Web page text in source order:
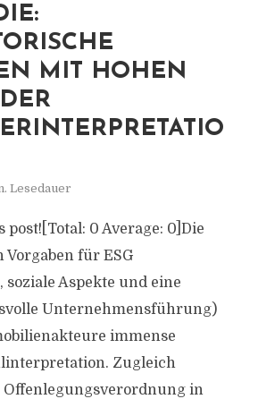
MIT HOHEN
Lesedauer
post![Total: 0 Average: 0]Die
für ESG
Aspekte und eine
Unternehmensführung)
immense
Zugleich
Offenlegungsverordnung in